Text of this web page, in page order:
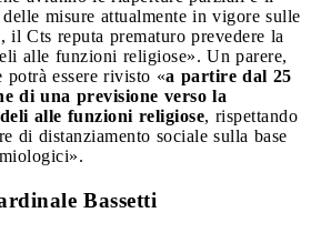
misure attualmente in vigore sulle
il Cts reputa prematuro prevedere la
alle funzioni religiose». Un parere,
potrà essere rivisto «a partire dal 25
di una previsione verso la
alle funzioni religiose, rispettando
di distanziamento sociale sulla base
Bassetti